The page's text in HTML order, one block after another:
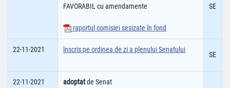
FAVORABIL cu amendamente
raportul comisiei sesizate în fond
SE
22-11-2021 înscris pe ordinea de zi a plenului Senatului
SE
22-11-2021 adoptatde Senat